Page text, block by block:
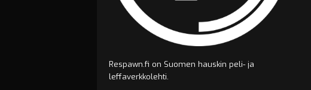
Respawn.fi on Suomen hauskin peli- ja
leffaverkkolehti.